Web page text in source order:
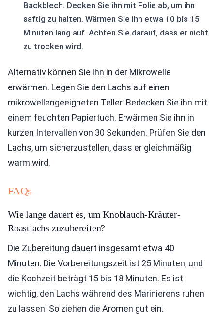
Backblech. Decken Sie ihn mit Folie ab, um ihn
saftig zu halten. Wärmen Sie ihn etwa 10 bis 15
Minuten lang auf. Achten Sie darauf, dass er nicht
zu trocken wird.
Alternativ können Sie ihn in der Mikrowelle
erwärmen. Legen Sie den Lachs auf einen
mikrowellengeeigneten Teller. Bedecken Sie ihn mit
einem feuchten Papiertuch. Erwärmen Sie ihn in
kurzen Intervallen von 30 Sekunden. Prüfen Sie den
Lachs, um sicherzustellen, dass er gleichmäßig
warm wird.
FAQs
Wie lange dauert es, um Knoblauch-Kräuter-
Roastlachs zuzubereiten?
Die Zubereitung dauert insgesamt etwa 40
Minuten. Die Vorbereitungszeit ist 25 Minuten, und
die Kochzeit beträgt 15 bis 18 Minuten. Es ist
wichtig, den Lachs während des Marinierens ruhen
zu lassen. So ziehen die Aromen gut ein.